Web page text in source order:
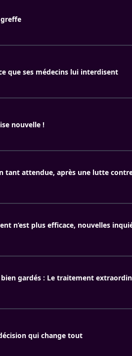
que ses médecins lui interdisent
nouvelle !
tant attendue, après une lutte
n’est plus efficace, nouvelles
bien gardés : Le traitement
qui change tout